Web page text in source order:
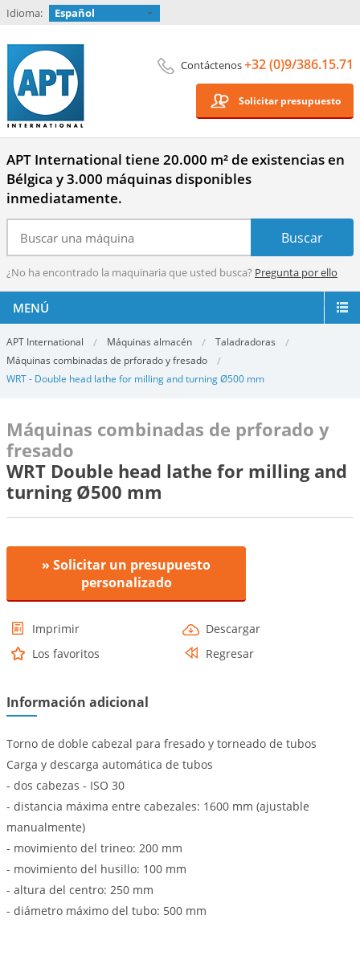
Idioma: Español
Contáctenos+32 (0)9/386.15.71
Solicitar presupuesto
APT International tiene 20.000 m² de existencias en
Bélgica y 3.000 máquinas disponibles
inmediatamente.
¿No ha encontrado la maquinaria que usted busca? Pregunta por ello
MENÚ
APT International Máquinas almacén
Taladradoras
Máquinas combinadas de prforado y fresado
WRT - Double head lathe for milling and turning Ø500 mm
Máquinas combinadas de prforado y
fresado
WRT Double head lathe for milling and
turning Ø500 mm
» Solicitar un presupuesto
personalizado
Imprimir
Descargar
Los favoritos
Regresar
Información adicional
Torno de doble cabezal para fresado y torneado de tubos
Carga y descarga automática de tubos
- dos cabezas - ISO 30
- distancia máxima entre cabezales: 1600 mm (ajustable
manualmente)
- movimiento del trineo: 200 mm
- movimiento del husillo: 100 mm
- altura del centro: 250 mm
- diámetro máximo del tubo: 500 mm